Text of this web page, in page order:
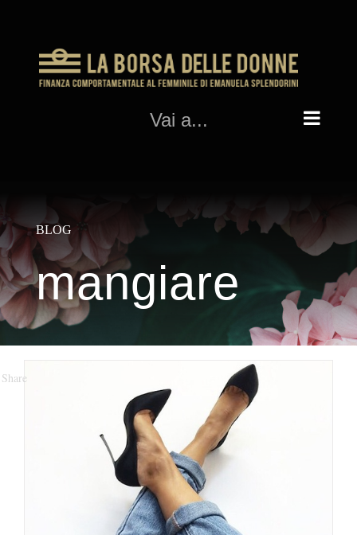
contenuto
Vai a...
BLOG
mangiare
E’ vero che le streghe
mangiano i bambini?
Share